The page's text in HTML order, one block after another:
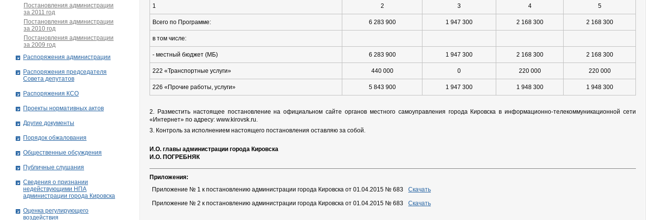
1 2 3 4 5
Всего по Программе: 6 283 900 1 947 300 2 168 300 2 168 300
в том числе:
- местный бюджет (МБ) 6 283 900 1 947 300 2 168 300 2 168 300
222 «Транспортные услуги» 440 000 0 220 000 220 000
226 «Прочие работы, услуги» 5 843 900 1 947 300 1 948 300 1 948 300
2. Разместить настоящее постановление на официальном сайте органов местного самоуправления города Кировска в информационно-телекоммуникационной сети
«Интернет» по адресу: www.kirovsk.ru.
3. Контроль за исполнением настоящего постановления оставляю за собой.
И.О. главы администрации города Кировска
И.О. ПОГРЕБНЯК
Приложения:
Приложение № 1 к постановлению администрации города Кировска от 01.04.2015 № 683
Скачать
Приложение № 2 к постановлению администрации города Кировска от 01.04.2015 № 683
Скачать
Постановления администрации
за 2011 год
Постановления администрации
за 2010 год
Постановления администрации
за 2009 год
Распоряжения администрации
Распоряжения председателя
Совета депутатов
Распоряжения КСО
Проекты нормативных актов
Другие документы
Порядок обжалования
Общественные обсуждения
Публичные слушания
Сведения о признании
недействующими НПА
администрации города Кировскa
Оценка регулирующего
воздействия